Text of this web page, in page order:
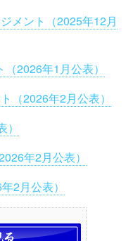
メント（2025年12月
2026年1月公表）
（2026年2月公表）
年2月公表）
2月公表）